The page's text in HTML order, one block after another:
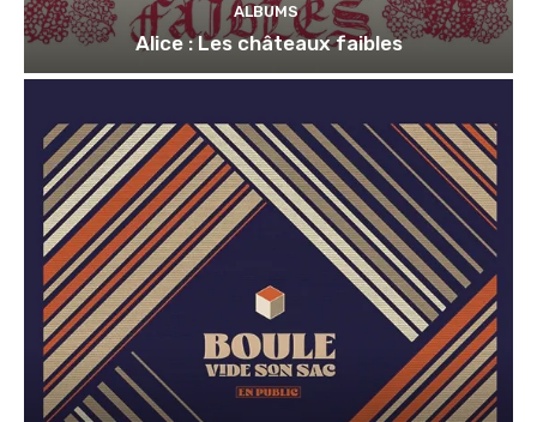
ALBUMS
Alice : Les châteaux faibles